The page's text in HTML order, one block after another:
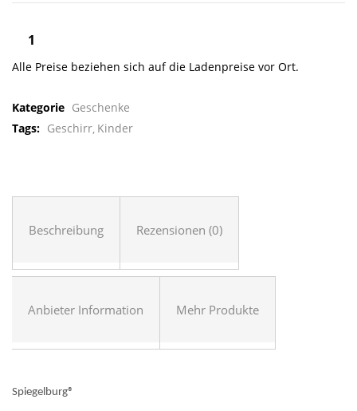
Alle Preise beziehen sich auf die Ladenpreise vor Ort.
Kategorie Geschenke
Tags: Geschirr Kinder
Beschreibung Rezensionen (0)
Anbieter Information Mehr Produkte
Spiegelburg®